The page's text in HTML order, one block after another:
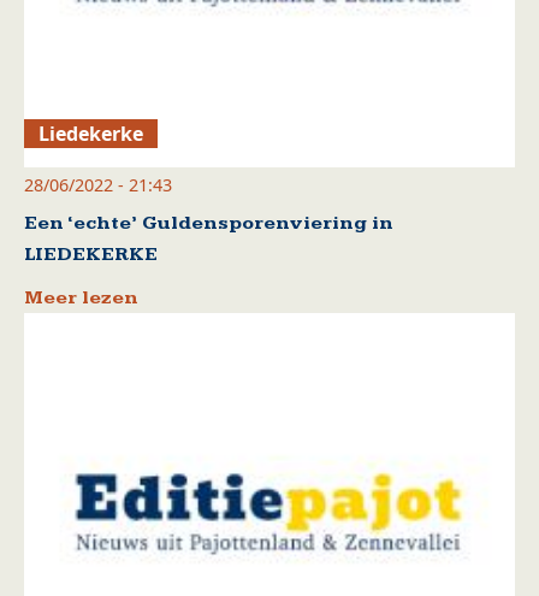
Liedekerke
28/06/2022 - 21:43
Een ‘echte’ Guldensporenviering in
LIEDEKERKE
Meer lezen